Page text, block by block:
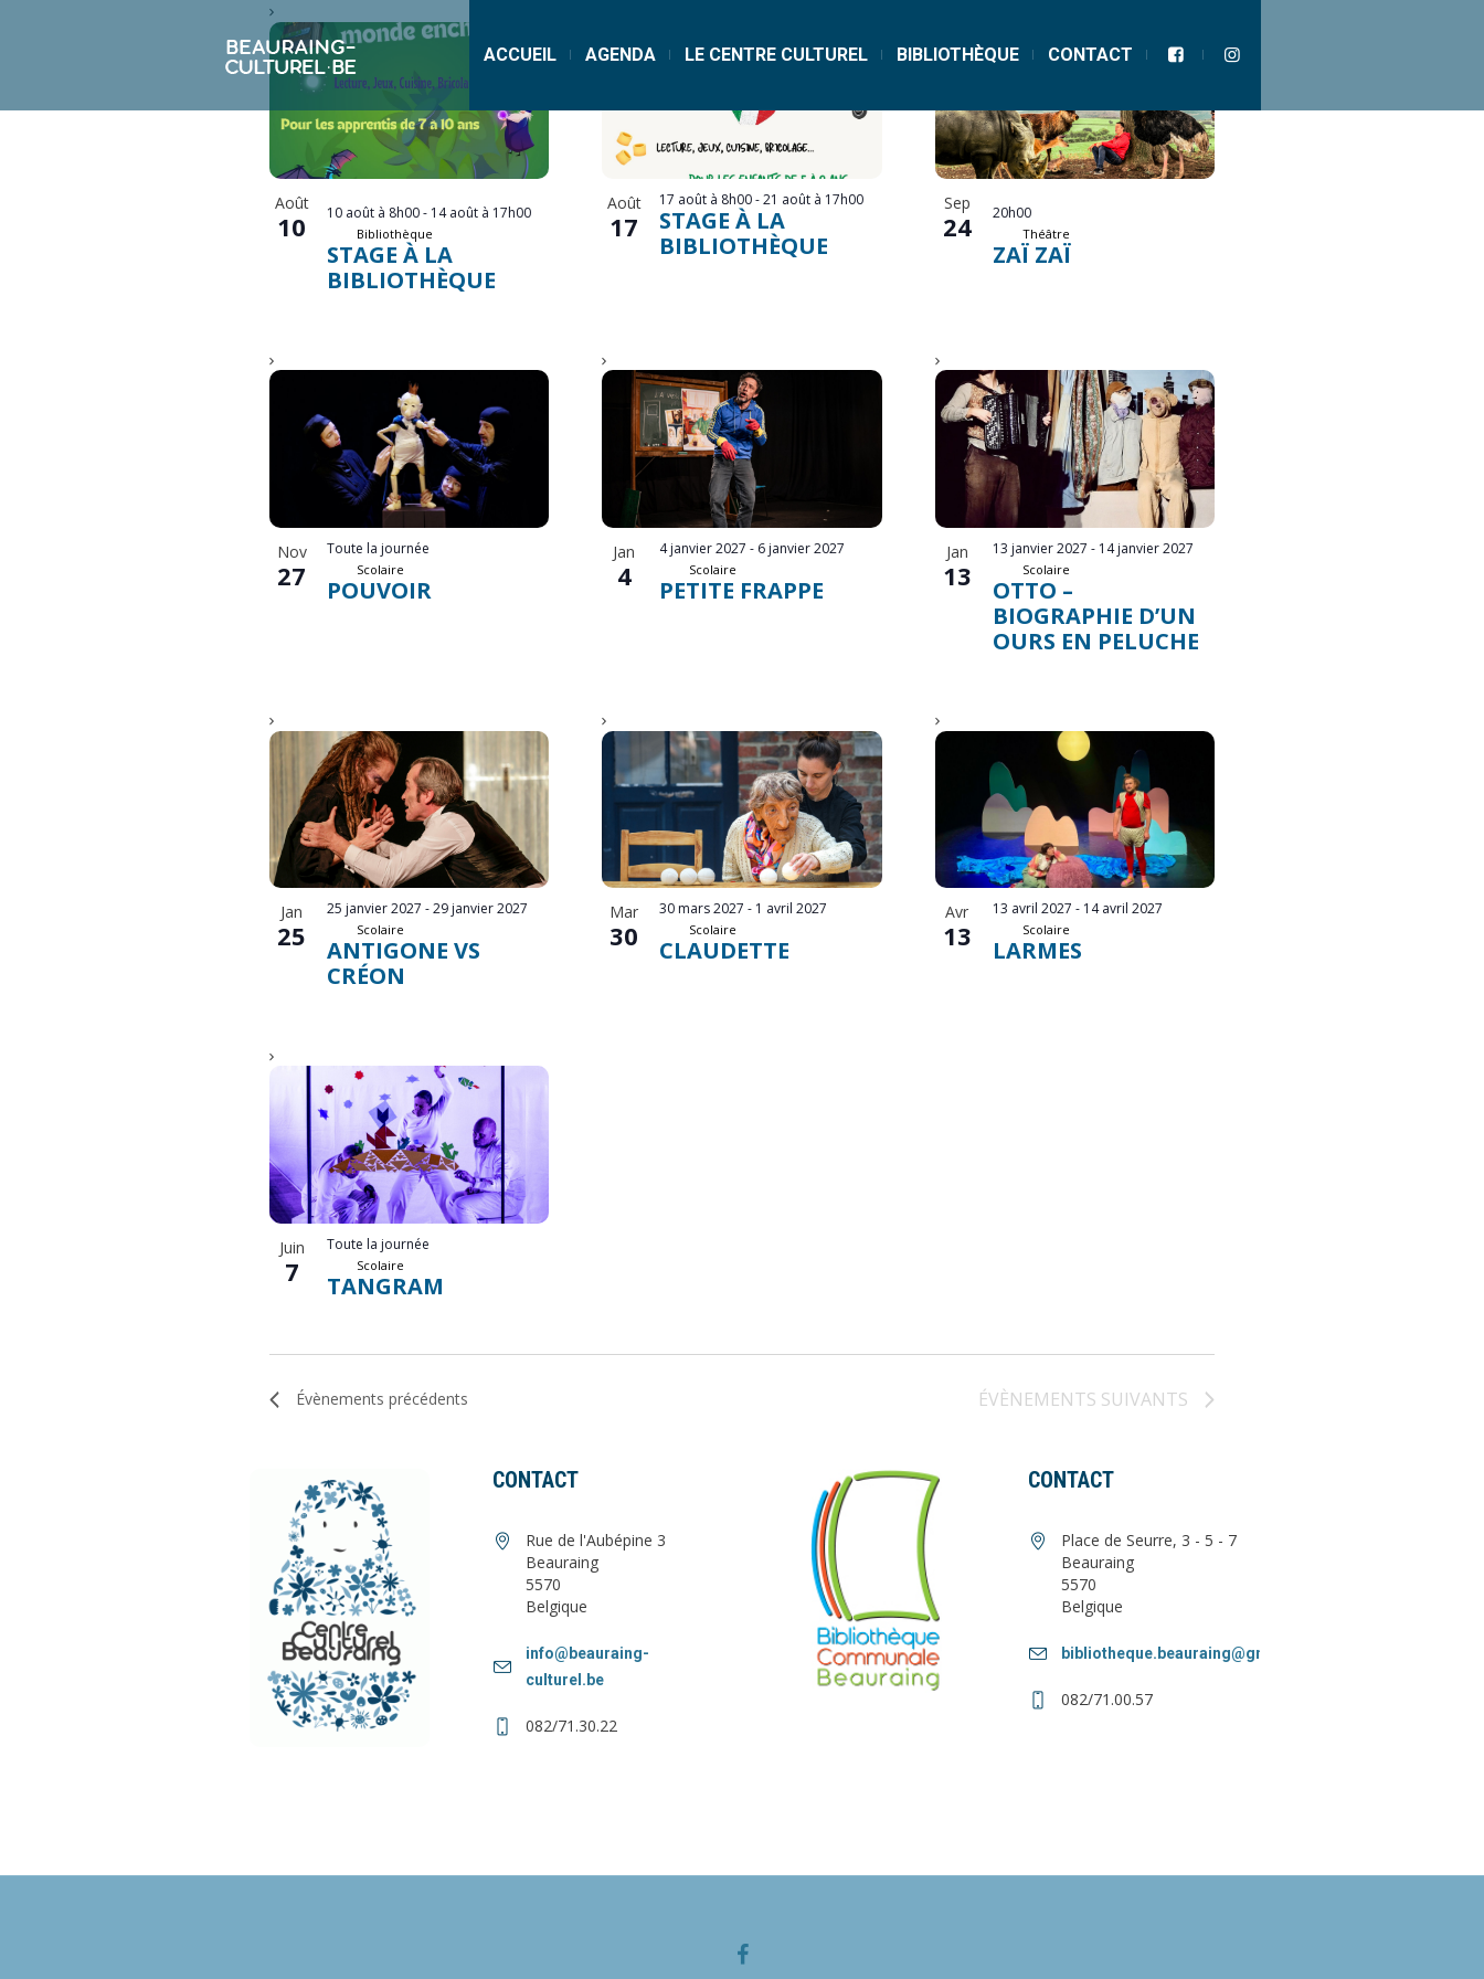
ACCUEIL AGENDA LE CENTRE CULTUREL BIBLIOTHÈQUE CONTACT
LIST
OF
EVENTS
IN
PHOTO
VIEW
Août
10
STAGE À LA
BIBLIOTHÈQUE
10 août à 8h00- 14 août à 17h00
Bibliothèque
Août
17
STAGE À LA
BIBLIOTHÈQUE
17 août à 8h00-21 août à 17h00 Sep
24
ZAÏ ZAÏ
20h00
Théâtre
Nov
27 POUVOIR
Toute la journée
Scolaire
Jan
4 PETITE FRAPPE
4 janvier 2027 - 6 janvier 2027
Scolaire
Jan
13
OTTO –
BIOGRAPHIE D’UN
OURS EN PELUCHE
13 janvier 2027 - 14 janvier 2027
Scolaire
Jan
25
ANTIGONE VS
CRÉON
25 janvier 2027 -29 janvier 2027
Scolaire
Mar
30 CLAUDETTE
30 mars 2027 - 1 avril 2027
Scolaire
Avr
13 LARMES
13 avril 2027 - 14 avril 2027
Scolaire
Juin
7 TANGRAM
Toute la journée
Scolaire
Évènements précédents ÉVÈNEMENTS SUIVANTS
CONTACT
Rue de l'Aubépine 3
Beauraing
5570
Belgique
info@beauraing-
culturel.be
082/71.30.22
CONTACT
Place de Seurre, 3 - 5 - 7
Beauraing
5570
Belgique
bibliotheque.beauraing@gmail.com
082/71.00.57